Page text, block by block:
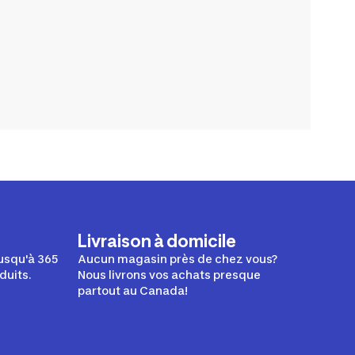
365
Livraison à domicile
Aucun magasin près de chez vous?
Nous livrons vos achats presque
partout au Canada!